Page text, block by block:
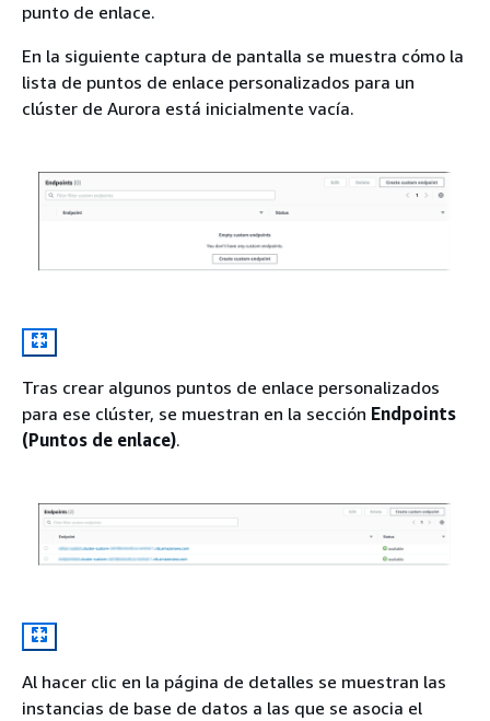
punto de enlace.
En la siguiente captura de pantalla se muestra cómo la
lista de puntos de enlace personalizados para un
clúster de Aurora está inicialmente vacía.
Tras crear algunos puntos de enlace personalizados
para ese clúster, se muestran en la sección Endpoints
(Puntos de enlace).
Al hacer clic en la página de detalles se muestran las
instancias de base de datos a las que se asocia el